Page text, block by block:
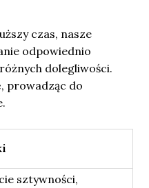
czas, nasze
odpowiednio
dolegliwości.
prowadząc do
sztywności,